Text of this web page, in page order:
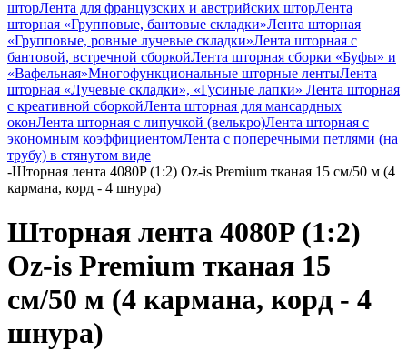
шторЛента для французских и австрийских шторЛента
шторная «Групповые, бантовые складки»Лента шторная
«Групповые, ровные лучевые складки»Лента шторная с
бантовой, встречной сборкойЛента шторная сборки «Буфы» и
«Вафельная»Многофункциональные шторные лентыЛента
шторная «Лучевые складки», «Гусиные лапки» Лента шторная
с креативной сборкойЛента шторная для мансардных
оконЛента шторная с липучкой (велькро)Лента шторная с
экономным коэффициентомЛента с поперечными петлями (на
трубу) в стянутом виде
-Шторная лента 4080P (1:2) Oz-is Premium тканая 15 см/50 м (4
кармана, корд - 4 шнура)
Шторная лента 4080P (1:2)
Oz-is Premium тканая 15
см/50 м (4 кармана, корд - 4
шнура)